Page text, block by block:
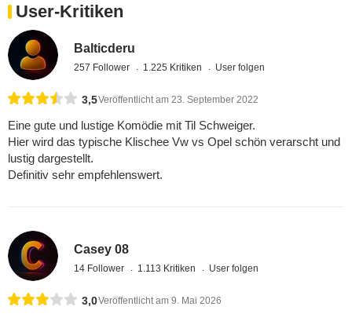
User-Kritiken
Balticderu
257 Follower 1.225 Kritiken User folgen
3,5Veröffentlicht am 23. September 2022
Eine gute und lustige Komödie mit Til Schweiger.
Hier wird das typische Klischee Vw vs Opel schön verarscht und
lustig dargestellt.
Definitiv sehr empfehlenswert.
Casey 08
14 Follower 1.113 Kritiken User folgen
3,0Veröffentlicht am 9. Mai 2026